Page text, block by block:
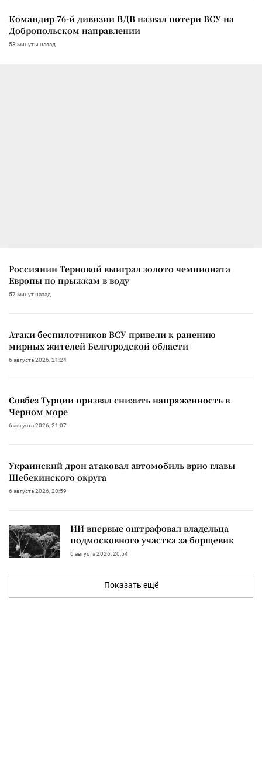
Командир 76-й дивизии ВДВ назвал потери ВСУ на
Добропольском направлении
53 минуты назад
Россиянин Терновой выиграл золото чемпионата
Европы по прыжкам в воду
57 минут назад
Атаки беспилотников ВСУ привели к ранению
мирных жителей Белгородской области
6 августа 2026, 21:24
Совбез Турции призвал снизить напряженность в
Черном море
6 августа 2026, 21:07
Украинский дрон атаковал автомобиль врио главы
Шебекинского округа
6 августа 2026, 20:59
ИИ впервые оштрафовал владельца
подмосковного участка за борщевик
6 августа 2026, 20:54
Показать ещё